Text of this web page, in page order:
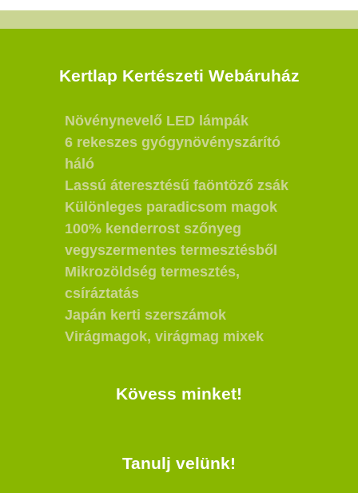
Kertlap Kertészeti Webáruház
Növénynevelő LED lámpák
6 rekeszes gyógynövényszárító
háló
Lassú áteresztésű faöntöző zsák
Különleges paradicsom magok
100% kenderrost szőnyeg
vegyszermentes termesztésből
Mikrozöldség termesztés,
csíráztatás
Japán kerti szerszámok
Virágmagok, virágmag mixek
Kövess minket!
Tanulj velünk!